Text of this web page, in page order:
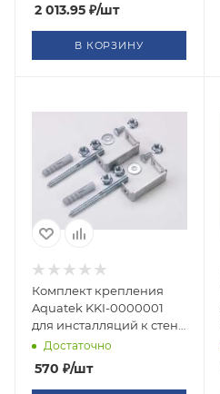
2 013.95 ₽/шт
В КОРЗИНУ
Комплект крепления
Aquatek KKI-0000001
для инсталляций к стене
190-250 мм
Достаточно
570 ₽/шт